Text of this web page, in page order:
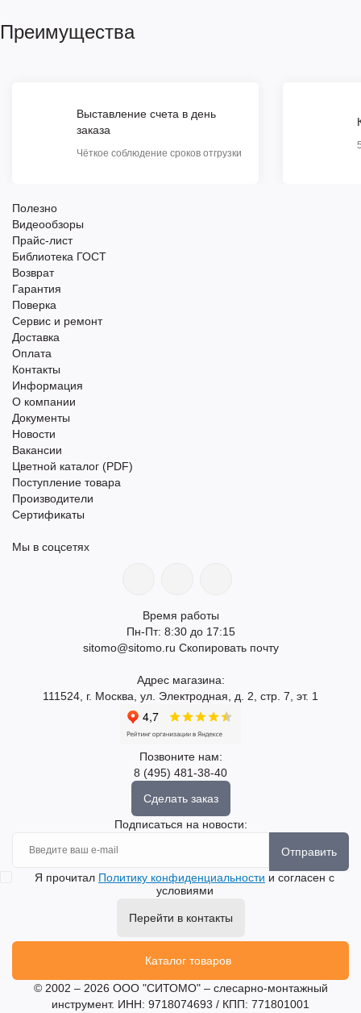
Преимущества
Выставление счета в день
заказа
Чёткое соблюдение сроков отгрузки
Полезно
Видеообзоры
Прайс-лист
Библиотека ГОСТ
Возврат
Гарантия
Поверка
Сервис и ремонт
Доставка
Оплата
Контакты
Информация
О компании
Документы
Новости
Вакансии
Цветной каталог (PDF)
Поступление товара
Производители
Сертификаты
Мы в соцсетях
Время работы
Пн-Пт: 8:30 до 17:15
sitomo@sitomo.ru Скопировать почту
Адрес магазина:
111524, г. Москва, ул. Электродная, д. 2, стр. 7, эт. 1
Позвоните нам:
8 (495) 481-38-40
Сделать заказ
Подписаться на новости:
Отправить
Я прочитал Политику конфиденциальности и согласен с
условиями
Перейти в контакты
Каталог товаров
© 2002 – 2026 ООО "СИТОМО" – слесарно-монтажный
инструмент. ИНН: 9718074693 / КПП: 771801001